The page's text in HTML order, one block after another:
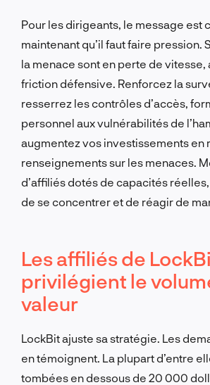
Pour les dirigeants, le message est
maintenant qu’il faut faire pression.
la menace sont en perte de vitesse,
friction défensive. Renforcez la
resserrez les contrôles d’accès,
personnel aux vulnérabilités de
augmentez vos investissements en
renseignements sur les menaces.
d’affiliés dotés de capacités
de se concentrer et de réagir de
Les affiliés de
privilégient le
valeur
LockBit ajuste sa stratégie. Les
en témoignent. La plupart d’entre
tombées en dessous de 20 000